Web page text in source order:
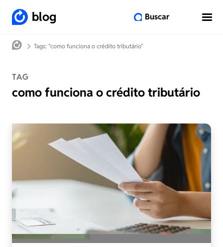
blog Buscar
Tags: "como funciona o crédito tributário"
TAG
como funciona o crédito tributário